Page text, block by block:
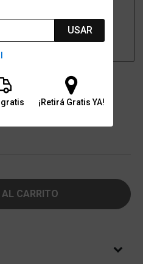
USAR
gratis ¡Retirá Gratis YA!
Opción no disponible
AL CARRITO